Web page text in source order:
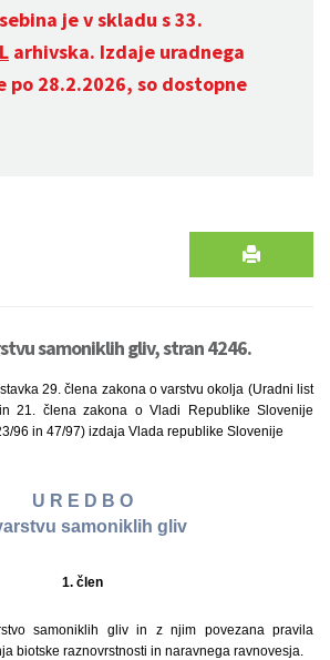
je v skladu s 33.
arhivska. Izdaje uradnega
po 28.2.2026, so dostopne
samoniklih gliv, stran 4246.
29. člena zakona o varstvu okolja (Uradni list
21. člena zakona o Vladi Republike Slovenije
96 in 47/97) izdaja Vlada republike Slovenije
U R E D B O
samoniklih gliv
1. člen
samoniklih gliv in z njim povezana pravila
biotske raznovrstnosti in naravnega ravnovesja.